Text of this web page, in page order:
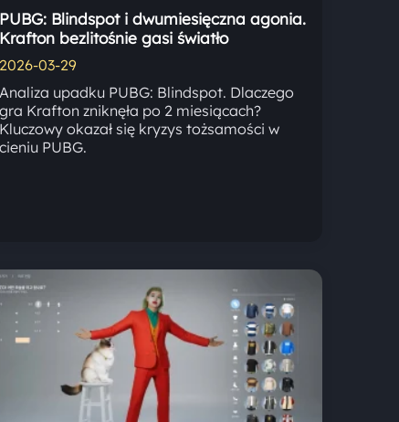
PUBG: Blindspot i dwumiesięczna agonia.
Krafton bezlitośnie gasi światło
2026-03-29
Analiza upadku PUBG: Blindspot. Dlaczego
gra Krafton zniknęła po 2 miesiącach?
Kluczowy okazał się kryzys tożsamości w
cieniu PUBG.